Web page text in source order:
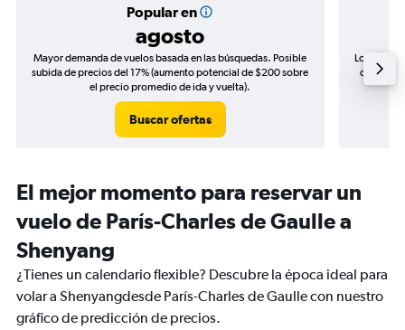
Popular en
agosto
Mayor demanda de vuelos basada en las búsquedas. Posible
subida de precios del 17% (aumento potencial de $200 sobre
el precio promedio de ida y vuelta).
Buscar ofertas
Los
de
El mejor momento para reservar un
vuelo de París-Charles de Gaulle a
Shenyang
¿Tienes un calendario flexible? Descubre la época ideal para
volar a Shenyangdesde París-Charles de Gaulle con nuestro
gráfico de predicción de precios.